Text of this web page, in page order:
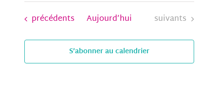
de
une
date.
Évènements
précédents Aujourd’hui Évènements
suivants
S’abonner au calendrier